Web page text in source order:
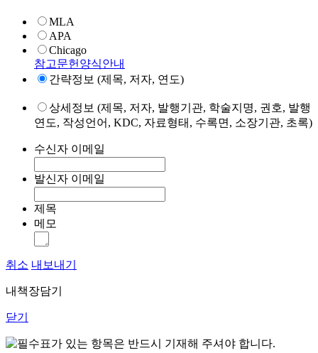
MLA
APA
Chicago
참고문헌양식안내
간략정보 (제목, 저자, 연도)
상세정보 (제목, 저자, 발행기관, 학술지명, 권호, 발행
연도, 작성언어, KDC, 자료형태, 수록면, 소장기관, 초록)
수신자 이메일
발신자 이메일
제목
메모
취소 내보내기
내책장담기
닫기
표가 있는 항목은 반드시 기재해 주셔야 합니다.